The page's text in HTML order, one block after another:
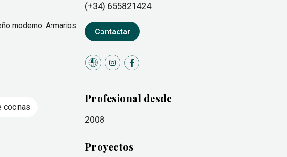
moderno. Armarios
cocinas
(+34) 655821424
Contactar
Profesional desde
2008
Proyectos